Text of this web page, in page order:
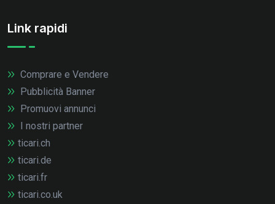
Link rapidi
Comprare e Vendere
Pubblicità Banner
Promuovi annunci
I nostri partner
ticari.ch
ticari.de
ticari.fr
ticari.co.uk